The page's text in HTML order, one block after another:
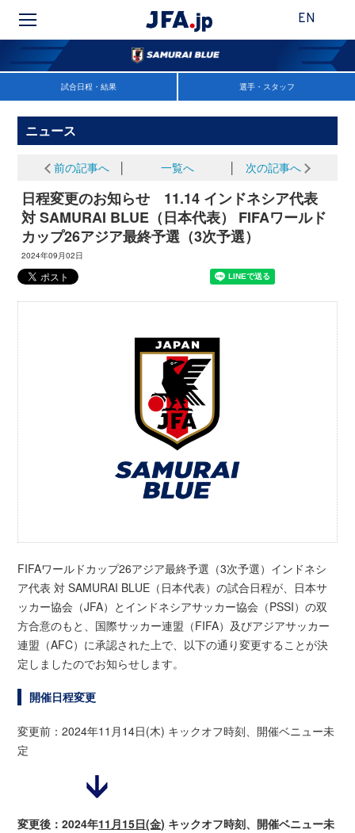
EN
試合日程・結果 選手・スタッフ
ニュース
前の記事へ 一覧へ 次の記事へ
日程変更のお知らせ 11.14 インドネシア代表
対 SAMURAI BLUE（日本代表） FIFAワールド
カップ26アジア最終予選（3次予選）
2024年09月02日
FIFAワールドカップ26アジア最終予選（3次予選）インドネシ
ア代表 対 SAMURAI BLUE（日本代表）の試合日程が、日本サ
ッカー協会（JFA）とインドネシアサッカー協会（PSSI）の双
方合意のもと、国際サッカー連盟（FIFA）及びアジアサッカー
連盟（AFC）に承認された上で、以下の通り変更することが決
定しましたのでお知らせします。
開催日程変更
変更前：2024年11月14日(木) キックオフ時刻、開催ベニュー未
定
変更後：2024年11月15日(金) キックオフ時刻、開催ベニュー未